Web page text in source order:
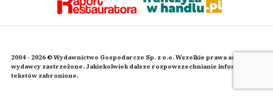
2004 - 2026 © Wydawnictwo Gospodarcze Sp. z o.o. Wszelkie prawa autorskie
wydawcy zastrzeżone. Jakiekolwiek dalsze rozpowszechnianie informacji i
tekstów zabronione.